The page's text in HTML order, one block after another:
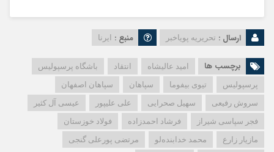
ارسال : تحریریه پویاخبر منبع : ایرنا
برچسب ها امید عالیشاه انتقاد
باشگاه پرسپولیس
پرسپولیس
تیوی بیفوما سپاهان
سپاهان اصفهان
سروش رفیعی
سهیل صحرایی علی علیپور
عیسی آل کثیر
فجر سپاسی شیراز
فرشاد احمدزاده
فولاد خوزستان
مازیار زارع
محمد خدابنده‌لو
مرتضی پورعلی گنجی